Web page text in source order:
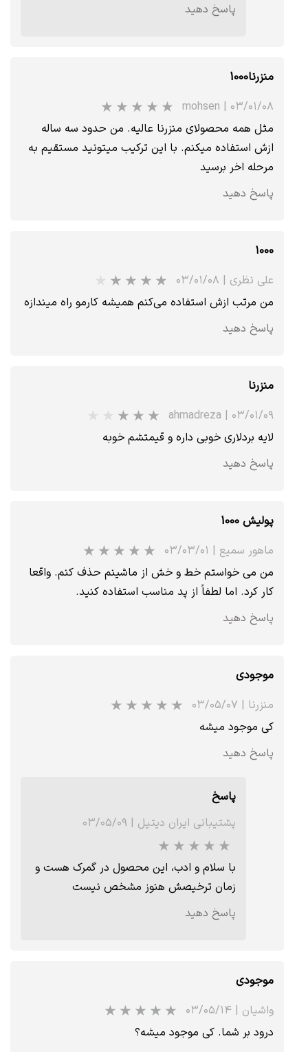
★★★★★
★★★
★★ ★★★
★★★
پاسخ دهید
منزرنا1000
mohsen | ۰۳/۰۱/۰۸
مثل همه محصولای منزرنا عالیه. من حدود سه ساله
ازش استفاده میکنم. با این ترکیب میتونید مستقیم به
مرحله اخر برسید
پاسخ دهید
۱۰۰۰
علی نظری | ۰۳/۰۱/۰۸
من مرتب ازش استفاده می‌کنم همیشه کارمو راه میندازه
پاسخ دهید
منزرنا
ahmadreza | ۰۳/۰۱/۰۹
لایه بردلاری خوبی داره و قیمتشم خوبه
پاسخ دهید
پولیش 1000
ماهور سمیع | ۰۳/۰۳/۰۱
من می خواستم خط و خش از ماشینم حذف کنم. واقعا
کار کرد. اما لطفاً از پد مناسب استفاده کنید.
پاسخ دهید
موجودی
منزرنا | ۰۳/۰۵/۰۷
کی موجود میشه
پاسخ دهید
پاسخ
پشتیبانی ایران دیتیل | ۰۳/۰۵/۰۹
با سلام و ادب، این محصول در گمرک هست و
زمان ترخیصش هنوز مشخص نیست
پاسخ دهید
موجودی
واشیان | ۰۳/۰۵/۱۴
درود بر شما. کی موجود میشه؟